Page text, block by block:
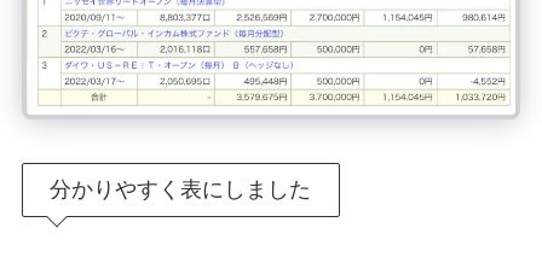
分かりやすく表にしました